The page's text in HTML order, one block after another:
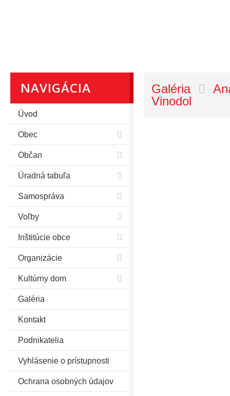
NAVIGÁCIA
Úvod
Obec
Občan
Úradná tabuľa
Samospráva
Voľby
Inštitúcie obce
Organizácie
Kultúrny dom
Galéria
Kontakt
Podnikatelia
Vyhlásenie o prístupnosti
Ochrana osobných údajov
Galéria
Vinodol